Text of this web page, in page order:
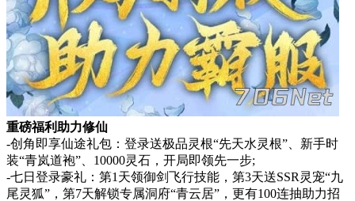
重磅福利助力修仙
-创角即享仙途礼包：登录送极品灵根“先天水灵根”、新手时
装“青岚道袍”、10000灵石，开局即领先一步;
-七日登录豪礼：第1天领御剑飞行技能，第3天送SSR灵宠“九
尾灵狐”，第7天解锁专属洞府“青云居”，更有100连抽助力招